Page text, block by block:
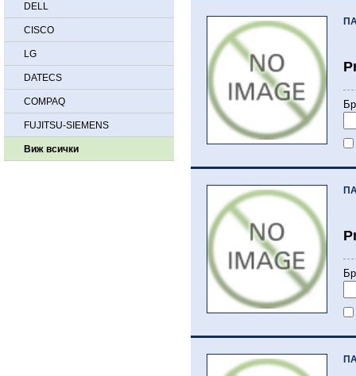
DELL
CISCO
LG
DATECS
COMPAQ
FUJITSU-SIEMENS
Виж всички